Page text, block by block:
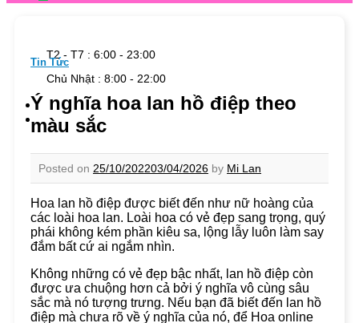
T2 - T7 : 6:00 - 23:00
Chủ Nhật : 8:00 - 22:00
Tin Tức
Ý nghĩa hoa lan hồ điệp theo
màu sắc
Posted on 25/10/202203/04/2026 by Mi Lan
Hoa lan hồ điệp được biết đến như nữ hoàng của
các loài hoa lan. Loài hoa có vẻ đẹp sang trọng, quý
phái không kém phần kiêu sa, lộng lẫy luôn làm say
đắm bất cứ ai ngắm nhìn.
Không những có vẻ đẹp bậc nhất, lan hồ điệp còn
được ưa chuộng hơn cả bởi ý nghĩa vô cùng sâu
sắc mà nó tượng trưng. Nếu bạn đã biết đến lan hồ
điệp mà chưa rõ về ý nghĩa của nó, để Hoa online